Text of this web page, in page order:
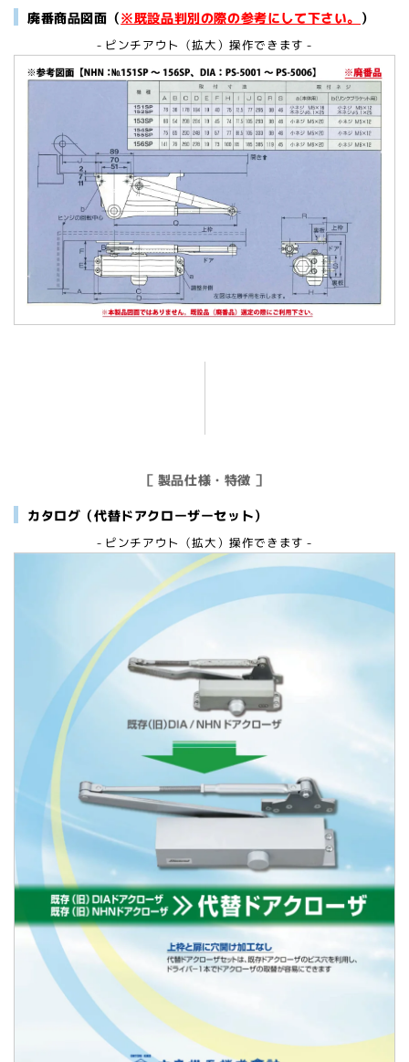
廃番商品図面（※既設品判別の際の参考にして下さい。 ）
- ピンチアウト（拡大）操作できます -
［ 製品仕様・特徴 ］
カタログ（代替ドアクローザーセット）
- ピンチアウト（拡大）操作できます -